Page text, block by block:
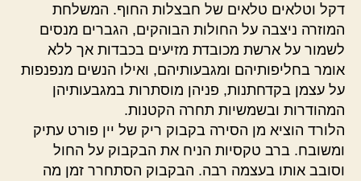
דקל וטלאים טלאים של חבצלות החוף. המשלחת
המוזרה ניצבה על החולות הבוהקים, הגברים מנסים
לשמור על ארשת מכובדת מזיעים בכבדות אך ללא
אומר בחליפותיהם ומגבעותיהם, ואילו הנשים מנפנפות
על עצמן בקדחתנות, פניהן מוסתרות במגבעותיהן
המהודרות ובשמשיות תחרה הקטנות.
הלורד הוציא מן הסירה בקבוק ריק של יין פורט עתיק
ומשובח. ברב טקסיות הניח את הבקבוק על החול
וסובב אותו בעצמה רבה. הבקבוק הסתחרר זמן מה